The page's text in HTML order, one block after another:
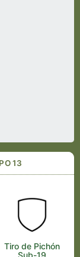
13
Tiro de Pichón
Sub-19